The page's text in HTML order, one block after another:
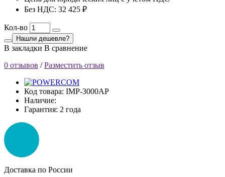
Без НДС: 32 425 ₽
Кол-во
Нашли дешевле?
В закладки В сравнение
0 отзывов /Разместить отзыв
Код товара: IMP-3000AP
Наличие:
Гарантия: 2 года
Доставка по России